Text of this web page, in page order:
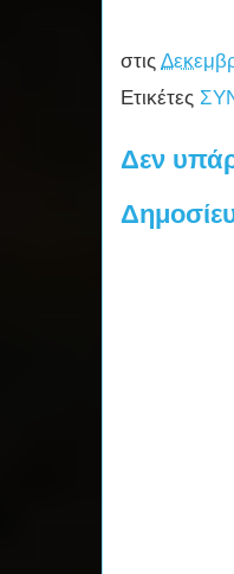
στις
Ετικέτες
Δεν